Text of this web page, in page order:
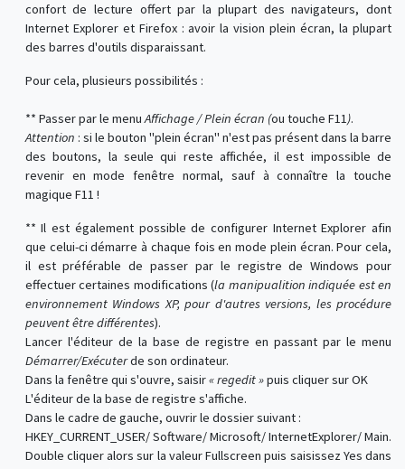
confort de lecture offert par la plupart des navigateurs, dont
Internet Explorer et Firefox : avoir la vision plein écran, la plupart
des barres d'outils disparaissant.
Pour cela, plusieurs possibilités :
** Passer par le menuAffichage / Plein écran (ou touche F11).
Attention : si le bouton "plein écran" n'est pas présent dans la barre
des boutons, la seule qui reste affichée, il est impossible de
revenir en mode fenêtre normal, sauf à connaître la touche
magique F11 !
** Il est également possible de configurer Internet Explorer afin
que celui-ci démarre à chaque fois en mode plein écran. Pour cela,
il est préférable de passer par le registre de Windows pour
effectuer certaines modifications (la manipualition indiquée est en
environnement Windows XP, pour d'autres versions, les procédure
peuvent être différentes).
Lancer l'éditeur de la base de registre en passant par le menu
Démarrer/Exécuterde son ordinateur.
Dans la fenêtre qui s'ouvre, saisir« regedit »puis cliquer sur OK
L'éditeur de la base de registre s'affiche.
Dans le cadre de gauche, ouvrir le dossier suivant :
HKEY_CURRENT_USER/ Software/ Microsoft/ InternetExplorer/ Main.
Double cliquer alors sur la valeur Fullscreen puis saisissez Yes dans